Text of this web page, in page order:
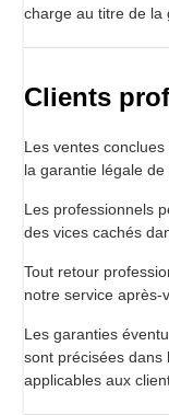
charge au titre de la
Clients
Les ventes
la garantie légale de
Les professionnels
des vices cachés
Tout retour
notre service après-
Les garanties
sont précisées dans
applicables aux